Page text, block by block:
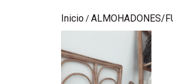
Inicio/ALMOHADONES/